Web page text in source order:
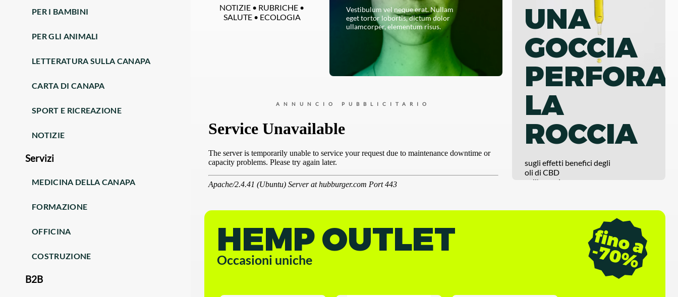
PER I BAMBINI
PER GLI ANIMALI
LETTERATURA SULLA CANAPA
CARTA DI CANAPA
SPORT E RICREAZIONE
NOTIZIE
Servizi
MEDICINA DELLA CANAPA
FORMAZIONE
OFFICINA
COSTRUZIONE
B2B
NOTIZIE • RUBRICHE •
SALUTE • ECOLOGIA
Vestibulum vel neque erat. Nullam
eget tortor lobortis, dictum dolor
ullamcorper, elementum risus.
LEGGI TUTTO
UNA
GOCCIA
PERFORA
LA
ROCCIA
sugli effetti benefici degli
oli di CBD
sull'organismo
ANNUNCIO PUBBLICITARIO
HEMP OUTLET
Occasioni uniche
f
i
n
o
a
-
7
0
%